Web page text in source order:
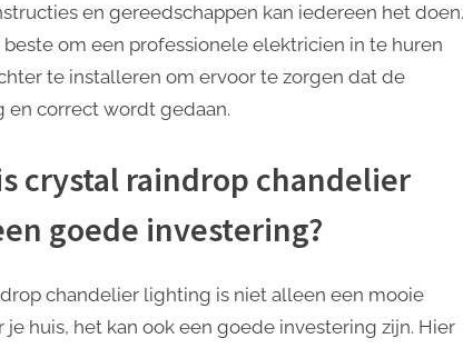
en gereedschappen kan iedereen het doen.
om een professionele elektricien in te huren
te installeren om ervoor te zorgen dat de
en correct wordt gedaan.
crystal raindrop chandelier
goede investering?
chandelier lighting is niet alleen een mooie
je huis, het kan ook een goede investering zijn. Hier